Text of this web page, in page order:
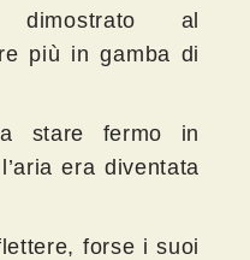
dimostrato al
più in gamba di
stare fermo in
era diventata
forse i suoi